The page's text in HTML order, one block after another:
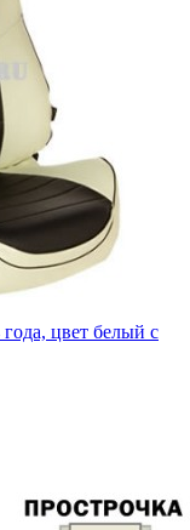
цвет белый с